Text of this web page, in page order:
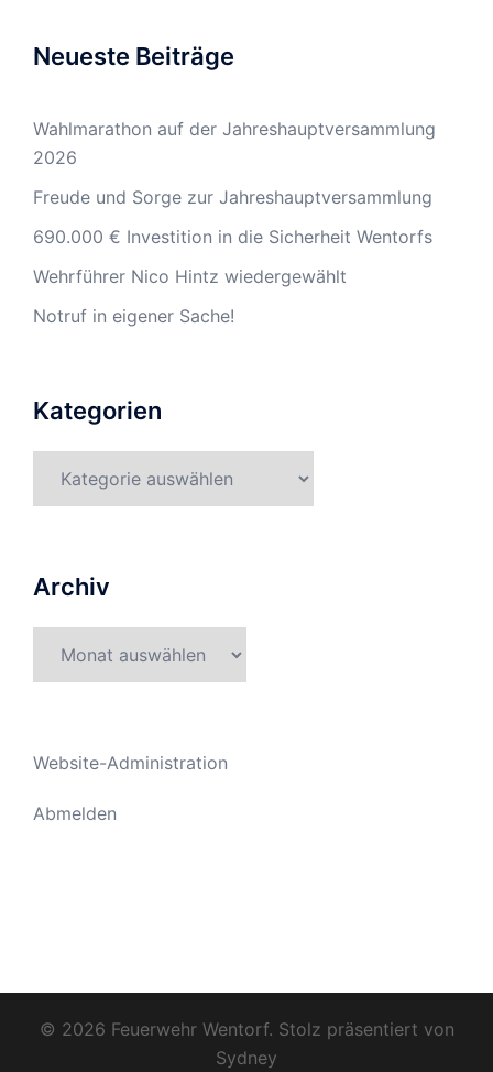
Neueste Beiträge
Wahlmarathon auf der Jahreshauptversammlung
2026
Freude und Sorge zur Jahreshauptversammlung
690.000 € Investition in die Sicherheit Wentorfs
Wehrführer Nico Hintz wiedergewählt
Notruf in eigener Sache!
Kategorien
Archiv
Website-Administration
Abmelden
© 2026 Feuerwehr Wentorf. Stolz präsentiert von
Sydney